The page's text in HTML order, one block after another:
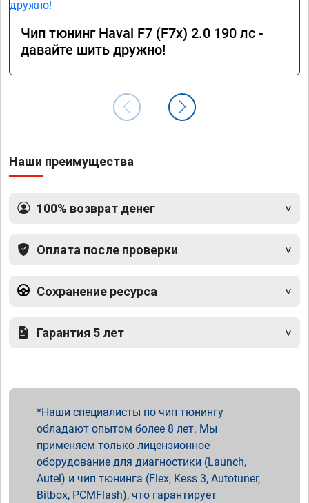
Чип тюнинг Haval F7 (F7x) 2.0 190 лс -
давайте шить дружно!
Наши преимущества
100% возврат денег
Оплата после проверки
Сохранение ресурса
Гарантия 5 лет
Наши специалисты по чип тюнингу
обладают опытом более 8 лет. Мы
применяем только лицензионное
оборудование для диагностики (Launch,
Autel) и чип тюнинга (Flex, Kess 3, Autotuner,
Bitbox, PCMFlash), что гарантирует